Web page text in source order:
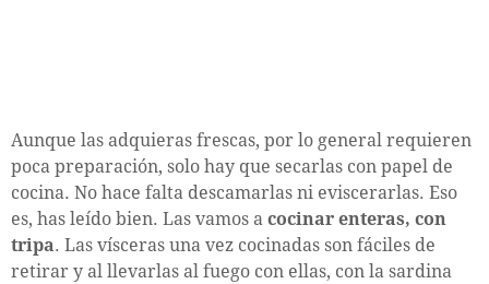
Aunque las adquieras frescas, por lo general requieren
poca preparación, solo hay que secarlas con papel de
cocina. No hace falta descamarlas ni eviscerarlas. Eso
es, has leído bien. Las vamos a cocinar enteras, con
tripa. Las vísceras una vez cocinadas son fáciles de
retirar y al llevarlas al fuego con ellas, con la sardina